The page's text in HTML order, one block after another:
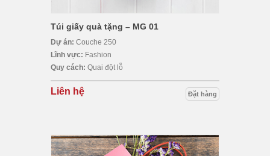
Túi giấy quà tặng – MG 01
Dự án: Couche 250
Lĩnh vực: Fashion
Quy cách: Quai đột lỗ
Liên hệ Đặt hàng